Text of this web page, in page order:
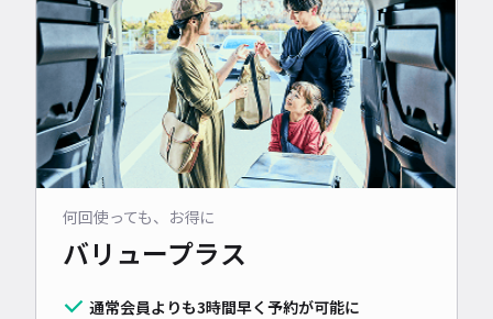
何回使っても、お得に
バリュープラス
通常会員よりも3時間早く予約が可能に